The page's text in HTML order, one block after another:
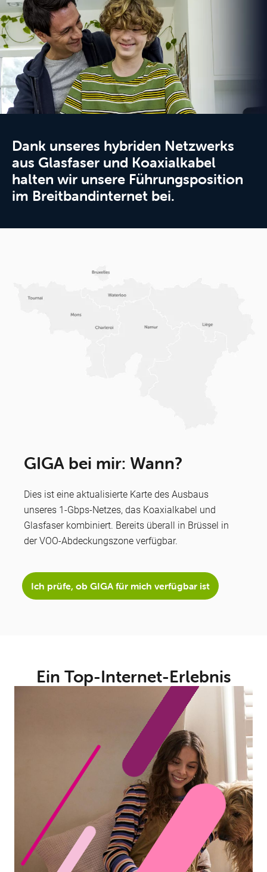
Dank unseres hybriden Netzwerks
aus Glasfaser und Koaxialkabel
halten wir unsere Führungsposition
im Breitbandinternet bei.
GIGA bei mir: Wann?
Dies ist eine aktualisierte Karte des Ausbaus
unseres 1-Gbps-Netzes, das Koaxialkabel und
Glasfaser kombiniert. Bereits überall in Brüssel in
der VOO-Abdeckungszone verfügbar.
Ich prüfe, ob GIGA für mich verfügbar ist
Ein Top-Internet-Erlebnis